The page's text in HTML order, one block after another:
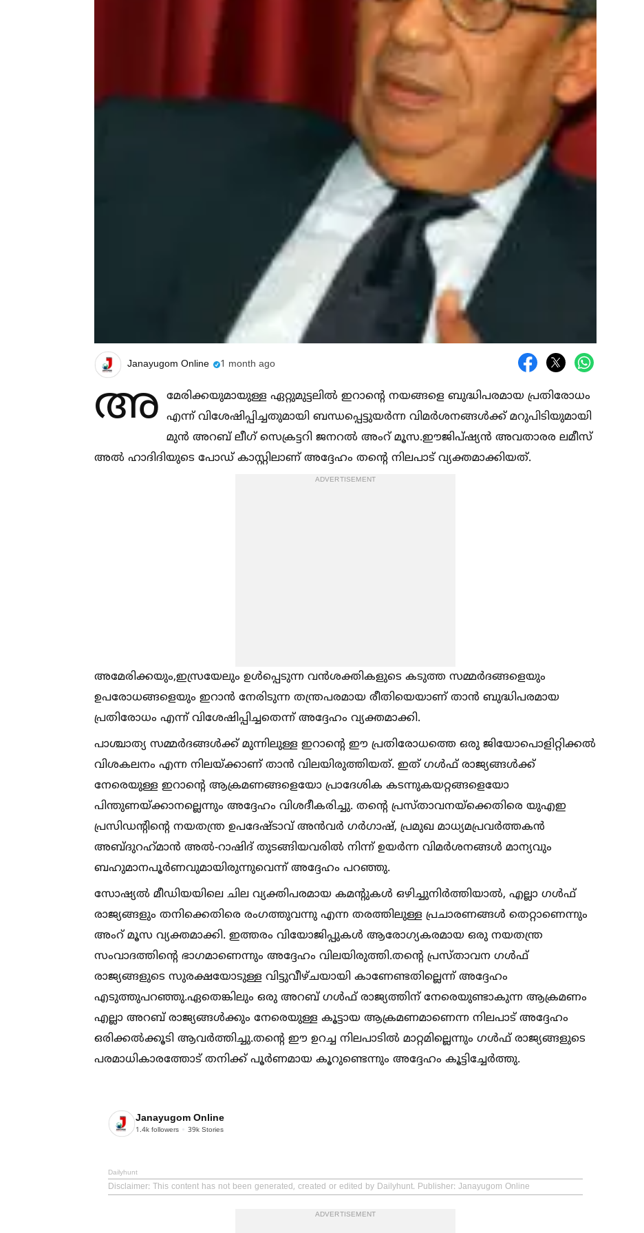
Janayugom Online 1 month ago
അ മേരിക്കയുമായുള്ള ഏറ്റുമുട്ടലില്‍ ഇറാന്റെ നയങ്ങളെ ബുദ്ധിപരമായ പ്രതിരോധം
എന്ന് വിശേഷിപ്പിച്ചതുമായി ബന്ധപ്പെട്ടുയര്‍ന്ന വിമര്‍ശനങ്ങള്‍ക്ക് മറുപിടിയുമായി
മുന്‍ അറബ് ലീഗ് സെക്രട്ടറി ജനറല്‍ അംറ് മൂസ.ഈജിപ്ഷ്യന്‍ അവതാരര ലമീസ്
അല്‍ ഹാദിദിയുടെ പോഡ് കാസ്റ്റിലാണ് അദ്ദേഹം തന്റെ നിലപാട് വ്യക്തമാക്കിയത്.
ADVERTISEMENT
അമേരിക്കയും,ഇസ്രയേലും ഉള്‍പ്പെടുന്ന വന്‍ശക്തികളുടെ കടുത്ത സമ്മര്‍ദങ്ങളെയും
ഉപരോധങ്ങളെയും ഇറാന്‍ നേരിടുന്ന തന്ത്രപരമായ രീതിയെയാണ് താന്‍ ബുദ്ധിപരമായ
പ്രതിരോധം എന്ന് വിശേഷിപ്പിച്ചതെന്ന് അദ്ദേഹം വ്യക്തമാക്കി.
പാശ്ചാത്യ സമ്മര്‍ദങ്ങള്‍ക്ക് മുന്നിലുള്ള ഇറാന്റെ ഈ പ്രതിരോധത്തെ ഒരു ജിയോപൊളിറ്റിക്കല്‍
വിശകലനം എന്ന നിലയ്ക്കാണ് താന്‍ വിലയിരുത്തിയത്. ഇത് ഗള്‍ഫ് രാജ്യങ്ങള്‍ക്ക്
നേരെയുള്ള ഇറാന്റെ ആക്രമണങ്ങളെയോ പ്രാദേശിക കടന്നുകയറ്റങ്ങളെയോ
പിന്തുണയ്ക്കാനല്ലെന്നും അദ്ദേഹം വിശദീകരിച്ചു. തന്റെ പ്രസ്താവനയ്‌ക്കെതിരെ യുഎഇ
പ്രസിഡന്റിന്റെ നയതന്ത്ര ഉപദേഷ്ടാവ് അന്‍വര്‍ ഗര്‍ഗാഷ്, പ്രമുഖ മാധ്യമപ്രവര്‍ത്തകന്‍
അബ്ദുറഹ്‌മാന്‍ അല്‍-റാഷിദ് തുടങ്ങിയവരില്‍ നിന്ന് ഉയര്‍ന്ന വിമര്‍ശനങ്ങള്‍ മാന്യവും
ബഹുമാനപൂര്‍ണവുമായിരുന്നുവെന്ന് അദ്ദേഹം പറഞ്ഞു.
സോഷ്യല്‍ മീഡിയയിലെ ചില വ്യക്തിപരമായ കമന്റുകള്‍ ഒഴിച്ചുനിര്‍ത്തിയാല്‍, എല്ലാ ഗള്‍ഫ്
രാജ്യങ്ങളും തനിക്കെതിരെ രംഗത്തുവന്നു എന്ന തരത്തിലുള്ള പ്രചാരണങ്ങള്‍ തെറ്റാണെന്നും
അംറ് മൂസ വ്യക്തമാക്കി. ഇത്തരം വിയോജിപ്പുകള്‍ ആരോഗ്യകരമായ ഒരു നയതന്ത്ര
സംവാദത്തിന്റെ ഭാഗമാണെന്നും അദ്ദേഹം വിലയിരുത്തി.തന്റെ പ്രസ്താവന ഗള്‍ഫ്
രാജ്യങ്ങളുടെ സുരക്ഷയോടുള്ള വിട്ടുവീഴ്ചയായി കാണേണ്ടതില്ലെന്ന് അദ്ദേഹം
എടുത്തുപറഞ്ഞു.ഏതെങ്കിലും ഒരു അറബ് ഗള്‍ഫ് രാജ്യത്തിന് നേരെയുണ്ടാകുന്ന ആക്രമണം
എല്ലാ അറബ് രാജ്യങ്ങള്‍ക്കും നേരെയുള്ള കൂട്ടായ ആക്രമണമാണെന്ന നിലപാട് അദ്ദേഹം
ഒരിക്കല്‍ക്കൂടി ആവര്‍ത്തിച്ചു.തന്റെ ഈ ഉറച്ച നിലപാടില്‍ മാറ്റമില്ലെന്നും ഗള്‍ഫ് രാജ്യങ്ങളുടെ
പരമാധികാരത്തോട് തനിക്ക് പൂര്‍ണമായ കൂറുണ്ടെന്നും അദ്ദേഹം കൂട്ടിച്ചേര്‍ത്തു.
Janayugom Online
1.4k followers 39k Stories
Dailyhunt
Disclaimer: This content has not been generated, created or edited by Dailyhunt. Publisher: Janayugom Online
ADVERTISEMENT